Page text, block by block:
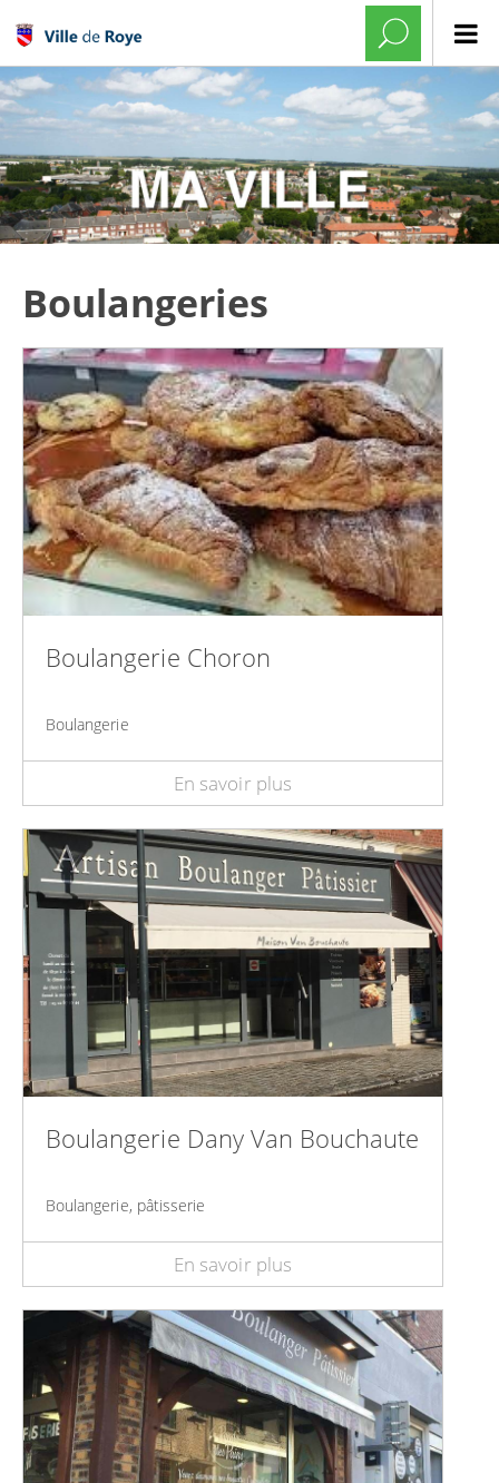
Boulangeries
Boulangerie Choron
Boulangerie
En savoir plus
Boulangerie Dany Van Bouchaute
Boulangerie, pâtisserie
En savoir plus